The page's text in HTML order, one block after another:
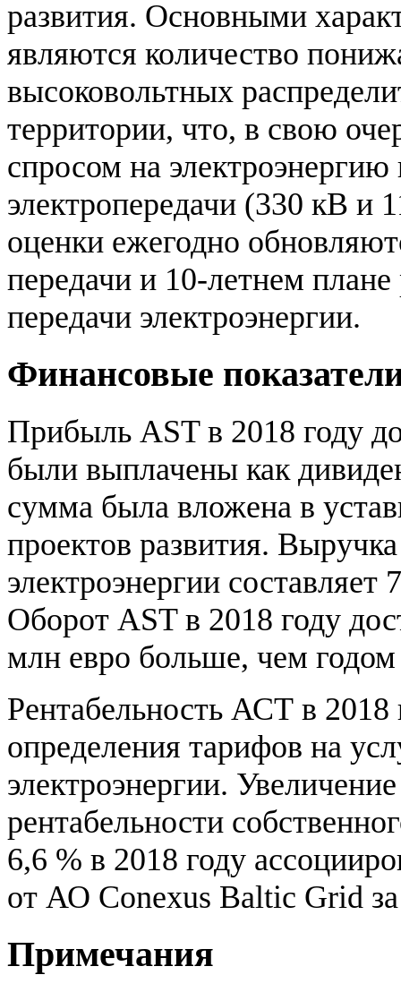
развития. Основными
являются количество
высоковольтных
территории, что, в свою
спросом на
электропередачи (330 кВ и
оценки ежегодно
передачи и 10-летнем
передачи электроэнергии.
Финансовые
Прибыль AST в 2018 году
были выплачены как
сумма была вложена в
проектов развития.
электроэнергии
Оборот AST в 2018 году
млн евро больше, чем годом
Рентабельность АСТ в 2018
определения тарифов на
электроэнергии.
рентабельности
6,6 % в 2018 году
от АО Conexus Baltic Grid
Примечания